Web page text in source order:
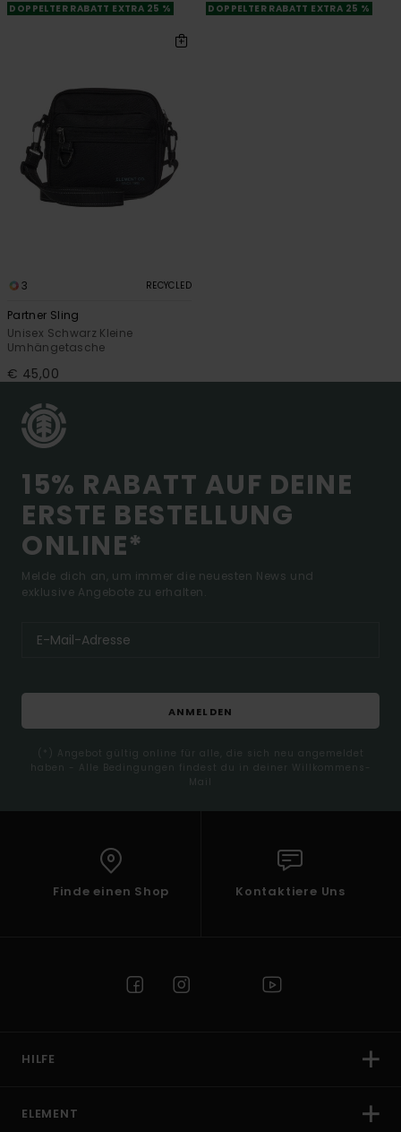
DOPPELTER RABATT EXTRA 25 %
DOPPELTER RABATT EXTRA 25 %
3 RECYCLED
Partner Sling
Unisex Schwarz Kleine
Umhängetasche
€ 45,00
15% RABATT AUF DEINE
ERSTE BESTELLUNG
ONLINE*
Melde dich an, um immer die neuesten News und
exklusive Angebote zu erhalten.
ANMELDEN
(*) Angebot gültig online für alle, die sich neu angemeldet
haben - Alle Bedingungen findest du in deiner Willkommens-
Mail
Finde einen Shop Kontaktiere Uns
HILFE
ELEMENT